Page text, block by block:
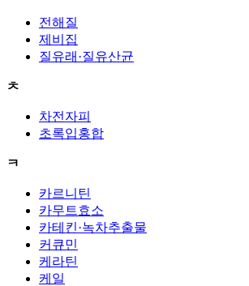
전해질
제비집
질유래·질유산균
ㅊ
차전자피
초록입홍합
ㅋ
카르니틴
카무트효소
카테킨·녹차추출물
커큐민
케라틴
케일